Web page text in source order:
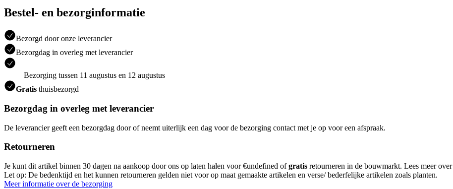
Bestel- en bezorginformatie
Bezorgd door onze leverancier
Bezorgdag in overleg met leverancier
Bezorging tussen 11 augustus en 12 augustus
Gratis thuisbezorgd
Bezorgdag in overleg met leverancier
De leverancier geeft een bezorgdag door of neemt uiterlijk een dag voor de bezorging contact met je op voor een afspraak.
Retourneren
Je kunt dit artikel binnen 30 dagen na aankoop door ons op laten halen voor €undefined ofgratis retourneren in de bouwmarkt. Lees meer over
Let op: De bedenktijd en het kunnen retourneren gelden niet voor op maat gemaakte artikelen en verse/ bederfelijke artikelen zoals planten.
Meer informatie over de bezorging